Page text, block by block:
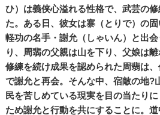
ひ）は義侠心溢れる性格で、武芸の
た。ある日、彼女は寨（とりで）の
軽功の名手・謝允（しゃいん）と出
り、周翡の父親は山を下り、父娘は離
修練を続け成果を認められた周翡は
で謝允と再会。そんな中、宿敵の地?
民を苦しめている現実を目の当たり
ため謝允と行動を共にすることに。